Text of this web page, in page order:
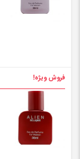
فروش ویژه!